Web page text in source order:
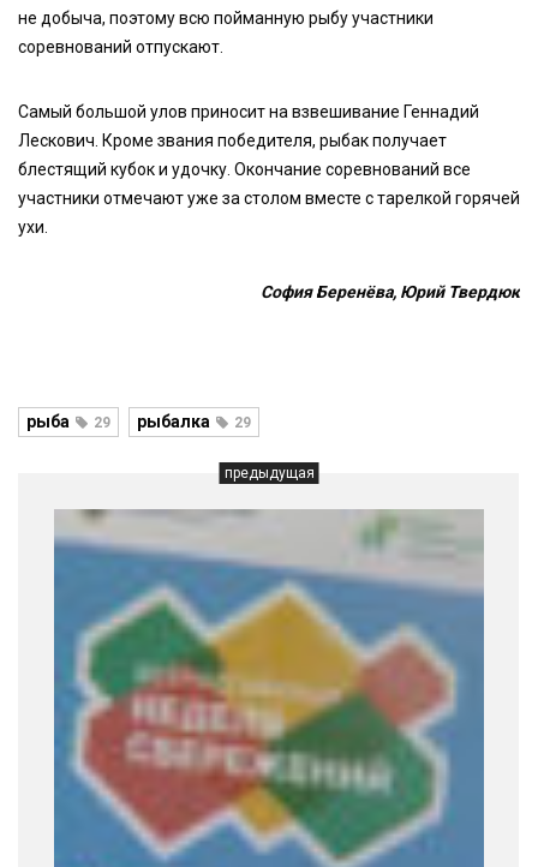
не добыча, поэтому всю пойманную рыбу участники
соревнований отпускают.
Самый большой улов приносит на взвешивание Геннадий
Лескович. Кроме звания победителя, рыбак получает
блестящий кубок и удочку. Окончание соревнований все
участники отмечают уже за столом вместе с тарелкой горячей
ухи.
София Беренёва, Юрий Твердюк
рыба 29 рыбалка 29
предыдущая